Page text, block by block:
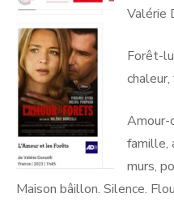
Valérie
Forêt-
Amour-
famille,
murs,
Maison bâillon. Silence.